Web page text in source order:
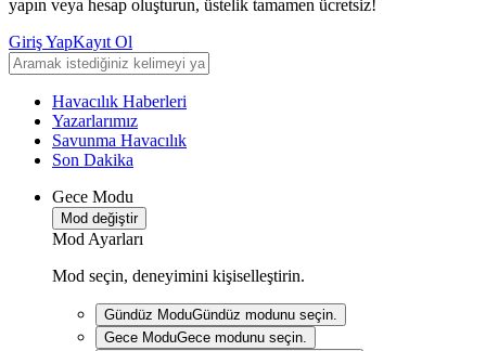
yapın veya hesap oluşturun, üstelik tamamen ücretsiz!
Giriş YapKayıt Ol
Havacılık Haberleri
Yazarlarımız
Savunma Havacılık
Son Dakika
Gece Modu
Mod değiştir
Mod Ayarları
Mod seçin, deneyimini kişiselleştirin.
Gündüz ModuGündüz modunu seçin.
Gece ModuGece modunu seçin.